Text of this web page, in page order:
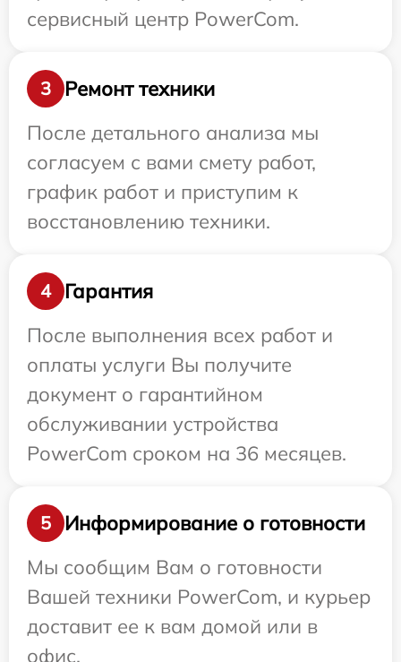
сервисный центр PowerCom.
3
Ремонт техники
После детального анализа мы
согласуем с вами смету работ,
график работ и приступим к
восстановлению техники.
4
Гарантия
После выполнения всех работ и
оплаты услуги Вы получите
документ о гарантийном
обслуживании устройства
PowerCom сроком на 36 месяцев.
5
Информирование о готовности
Мы сообщим Вам о готовности
Вашей техники PowerCom, и курьер
доставит ее к вам домой или в
офис.